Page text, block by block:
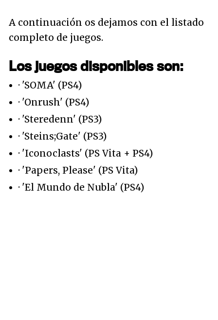
A continuación os dejamos con el listado
completo de juegos.
Los juegos disponibles son:
· 'SOMA' (PS4)
· 'Onrush' (PS4)
· 'Steredenn' (PS3)
· 'Steins;Gate' (PS3)
· 'Iconoclasts' (PS Vita + PS4)
· 'Papers, Please' (PS Vita)
· 'El Mundo de Nubla' (PS4)